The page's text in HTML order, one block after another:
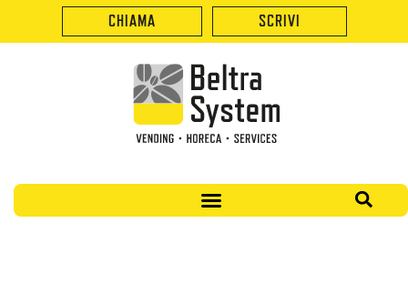
CHIAMA SCRIVI